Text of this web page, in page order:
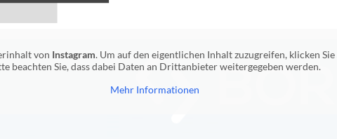
von Instagram. Um auf den eigentlichen Inhalt zuzugreifen, klicken
beachten Sie, dass dabei Daten an Drittanbieter weitergegeben werden.
Mehr Informationen